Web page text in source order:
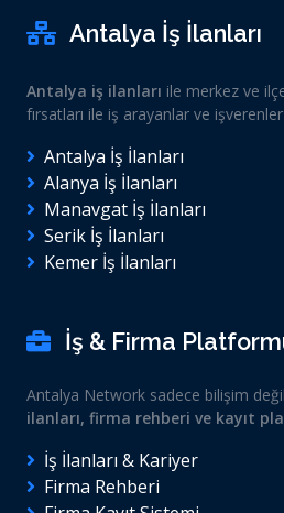
Antalya İş İlanları
Antalya iş ilanları ile merkez ve
fırsatları ile iş arayanlar ve
Antalya İş İlanları
Alanya İş İlanları
Manavgat İş İlanları
Serik İş İlanları
Kemer İş İlanları
İş & Firma
Antalya Network sadece bilişim
ilanları, firma rehberi ve kayıt
İş İlanları & Kariyer
Firma Rehberi